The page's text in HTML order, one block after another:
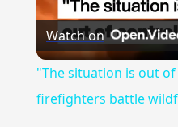
Watch on
"The situation is out
firefighters battle